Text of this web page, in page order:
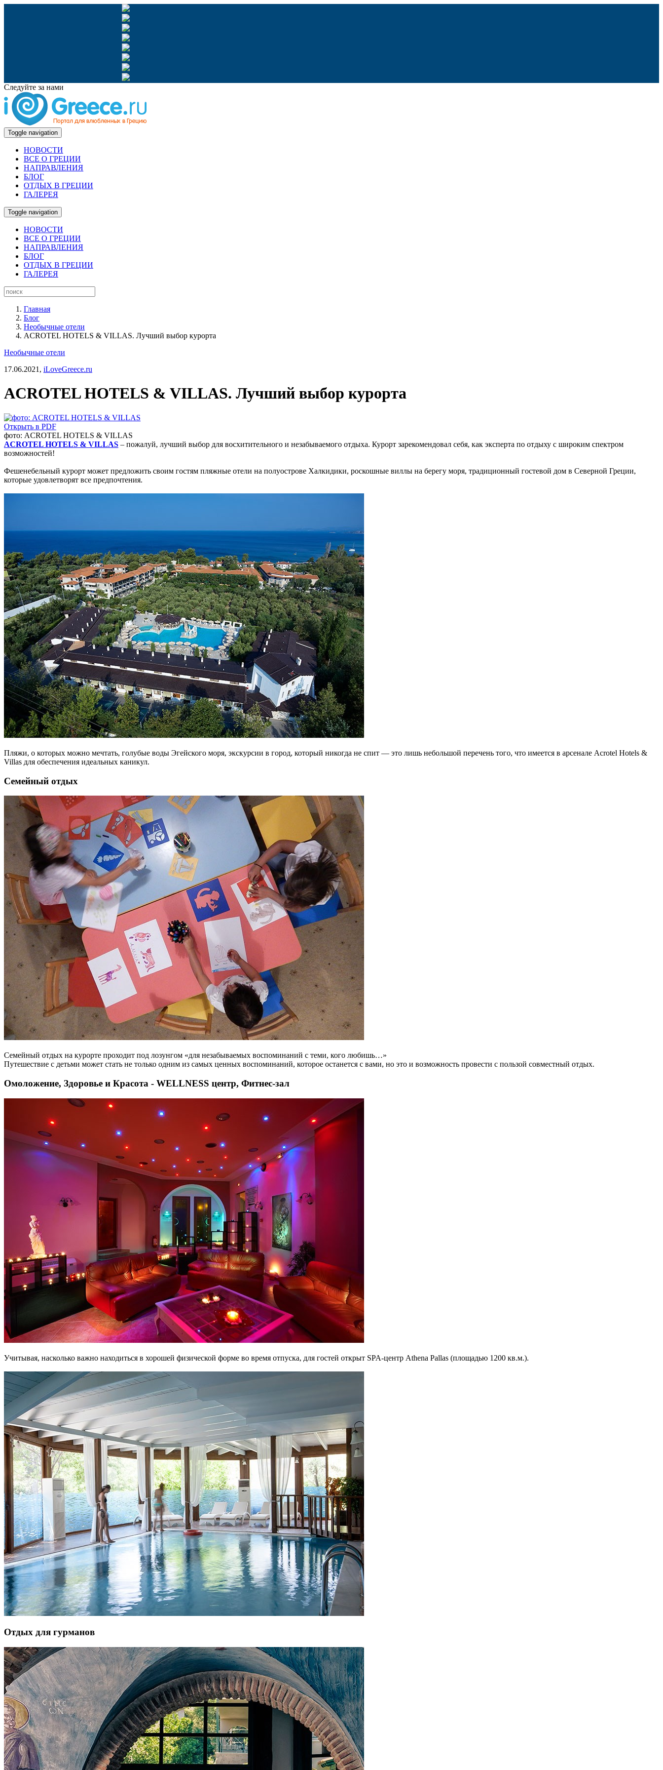
Следуйте за нами
Toggle navigation
НОВОСТИ
ВСЕ О ГРЕЦИИ
НАПРАВЛЕНИЯ
БЛОГ
ОТДЫХ В ГРЕЦИИ
ГАЛЕРЕЯ
Toggle navigation
НОВОСТИ
ВСЕ О ГРЕЦИИ
НАПРАВЛЕНИЯ
БЛОГ
ОТДЫХ В ГРЕЦИИ
ГАЛЕРЕЯ
Главная
Блог
Необычные отели
ACROTEL HOTELS & VILLAS. Лучший выбор курорта
Необычные отели
17.06.2021, iLoveGreece.ru
ACROTEL HOTELS & VILLAS. Лучший выбор курорта
Открыть в PDF
фото: ACROTEL HOTELS & VILLAS
ACROTEL HOTELS & VILLAS – пожалуй, лучший выбор для восхитительного и незабываемого отдыха. Курорт зарекомендовал себя, как эксперта по отдыху с широким спектром
возможностей!
Фешенебельный курорт может предложить своим гостям пляжные отели на полуострове Халкидики, роскошные виллы на берегу моря, традиционный гостевой дом в Северной Греции,
которые удовлетворят все предпочтения.
Пляжи, о которых можно мечтать, голубые воды Эгейского моря, экскурсии в город, который никогда не спит — это лишь небольшой перечень того, что имеется в арсенале Acrotel Hotels &
Villas для обеспечения идеальных каникул.
Семейный отдых
Семейный отдых на курорте проходит под лозунгом «для незабываемых воспоминаний с теми, кого любишь…»
Путешествие с детьми может стать не только одним из самых ценных воспоминаний, которое останется с вами, но это и возможность провести с пользой совместный отдых.
Омоложение, Здоровье и Красота - WELLNESS центр, Фитнес-зал
Учитывая, насколько важно находиться в хорошей физической форме во время отпуска, для гостей открыт SPA-центр Athena Pallas (площадью 1200 кв.м.).
Отдых для гурманов